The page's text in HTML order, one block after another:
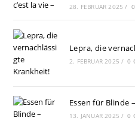
28. FEBRUAR 2025 /
Lepra, die
2. FEBRUAR 2025 / 0
Essen für Blinde –
13. JANUAR 2025 / 0